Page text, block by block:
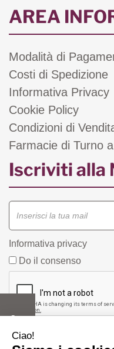
AREA
Modalità di
Costi di Spedizione
Informativa Privacy
Cookie Policy
Condizioni di
Farmacie di Turno
Iscriviti alla
Informativa privacy
Do il consenso